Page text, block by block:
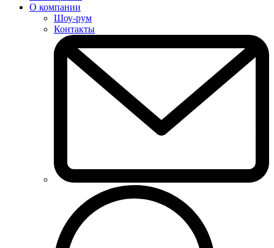
О компании
Шоу-рум
Контакты